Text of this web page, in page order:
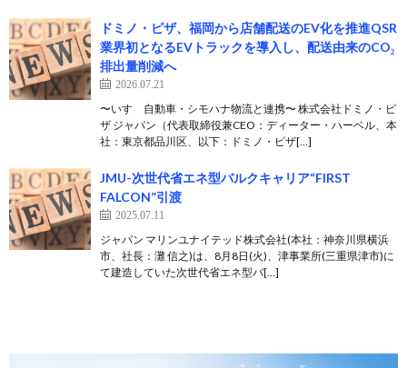
ドミノ・ピザ、福岡から店舗配送のEV化を推進QSR
業界初となるEVトラックを導入し、配送由来のCO₂
排出量削減へ
2026.07.21
〜いすゞ自動車・シモハナ物流と連携〜 株式会社ドミノ・ピ
ザ ジャパン（代表取締役兼CEO：ディーター・ハーベル、本
社：東京都品川区、以下：ドミノ・ピザ[…]
JMU-次世代省エネ型バルクキャリア“FIRST
FALCON”引渡
2025.07.11
ジャパン マリンユナイテッド株式会社(本社：神奈川県横浜
市、社長：灘 信之)は、8月8日(火)、津事業所(三重県津市)に
て建造していた次世代省エネ型バ[…]